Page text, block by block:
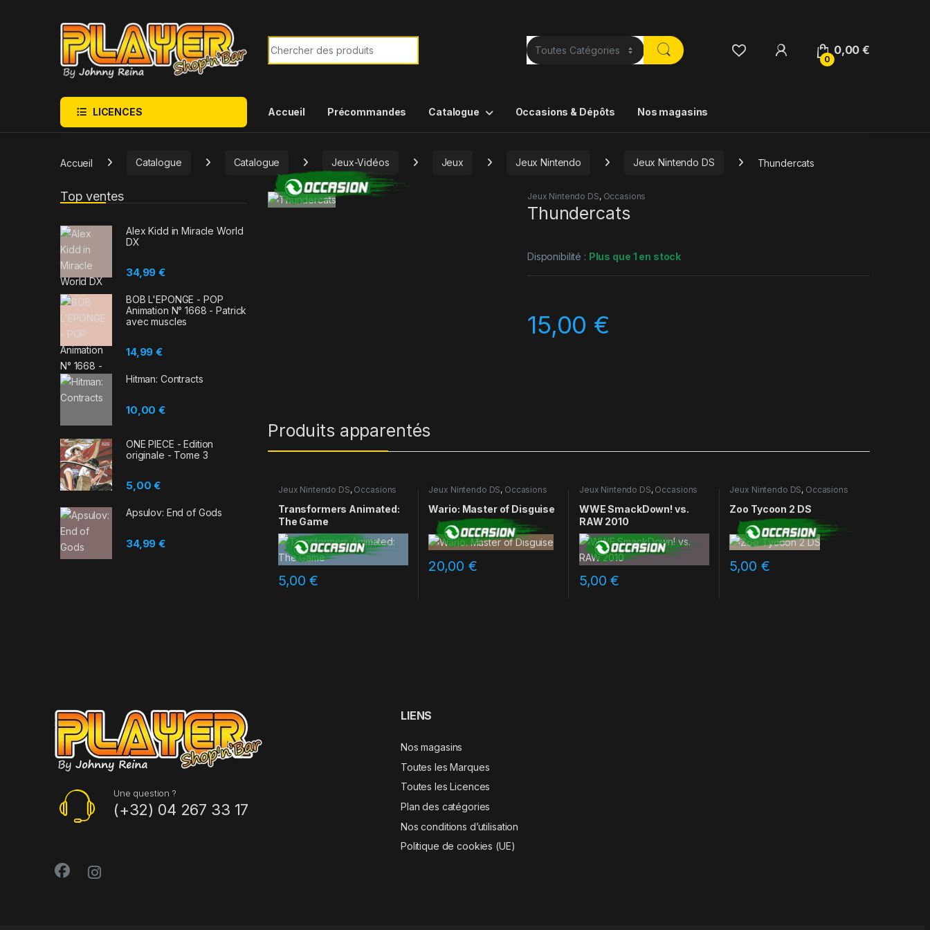
Recherche de :
0
0,00€
LICENCES Accueil Précommandes Catalogue Occasions & Dépôts Nos magasins
Accueil Catalogue Catalogue Jeux-Vidéos Jeux Jeux Nintendo Jeux Nintendo DS Thundercats
Jeux Nintendo DS, Occasions
Thundercats
Disponibilité : Plus que 1 en stock
15,00 €
Produits apparentés
Jeux Nintendo DS, Occasions
Transformers Animated:
The Game
5,00€
Jeux Nintendo DS, Occasions
Wario: Master of Disguise
20,00 €
Jeux Nintendo DS, Occasions
WWE SmackDown! vs.
RAW 2010
5,00€
Jeux Nintendo DS, Occasions
Zoo Tycoon 2 DS
5,00 €
Top ventes
Alex Kidd in Miracle World
DX
34,99€
BOB L'EPONGE - POP
Animation N° 1668 - Patrick
avec muscles
14,99€
Hitman: Contracts
10,00€
ONE PIECE - Edition
originale - Tome 3
5,00€
Apsulov: End of Gods
34,99€
Une question ?
(+32) 04 267 33 17
LIENS
Nos magasins
Toutes les Marques
Toutes les Licences
Plan des catégories
Nos conditions d’utilisation
Politique de cookies (UE)